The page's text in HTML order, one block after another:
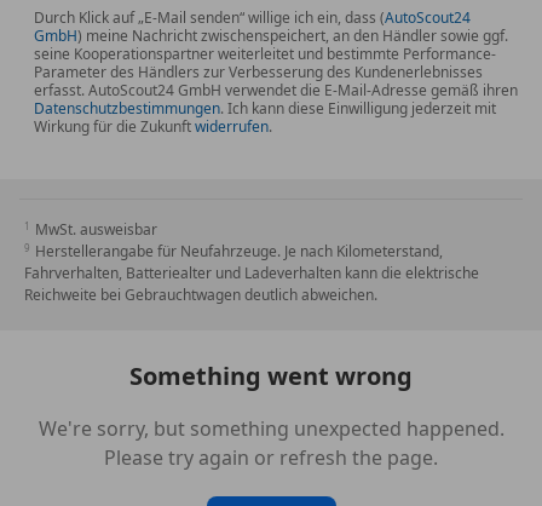
Außenausstattung: Shadow-Line Hochglanz
Ausstattungs-Paket: Connected Professional
Ausstiegsleuchten in Türverkleidung unten
BMW Curved Display
BMW Live Cockpit Plus
CO2-Umfang
Deutsch / Bordliteratur
Erste Hilfe-Kasten / Verbandkasten
EU-spezifische Zusatzumfaenge
(Prävention Heckkollision)
Fahrassistenz-System: Querverkehrs-Assistent
Fahrassistenz-System: Spurwechsel-Warnsystem
Instrumententafel Luxury
Durch Klick auf „E-Mail senden“ willige ich ein, dass (AutoScout24
GmbH) meine Nachricht zwischenspeichert, an den Händler sowie ggf.
seine Kooperationspartner weiterleitet und bestimmte Performance-
Parameter des Händlers zur Verbesserung des Kundenerlebnisses
erfasst. AutoScout24 GmbH verwendet die E-Mail-Adresse gemäß ihren
Datenschutzbestimmungen. Ich kann diese Einwilligung jederzeit mit
Wirkung für die Zukunftwiderrufen.
MwSt. ausweisbar
Herstellerangabe für Neufahrzeuge. Je nach Kilometerstand,
Fahrverhalten, Batteriealter und Ladeverhalten kann die elektrische
Reichweite bei Gebrauchtwagen deutlich abweichen.
Something went wrong
We're sorry, but something unexpected happened.
Please try again or refresh the page.